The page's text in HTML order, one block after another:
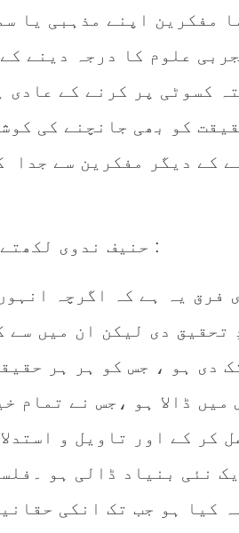
مفکرین اپنے مذہبی یا
علوم کا درجہ دینے
کسوٹی پر کرنے کے عادی
کو بھی جانچنے کی
کے دیگر مفکرین سے جدا
حنیف ندوی لکھتے ہیں :
تحقیق دی لیکن ان میں سے
دی ہو ، جس کو ہر ہر
ڈالا ہو ،جس نے تمام
کر کے اور تاویل و
نئی بنیاد ڈالی ہو
کیا ہو جب تک انکی